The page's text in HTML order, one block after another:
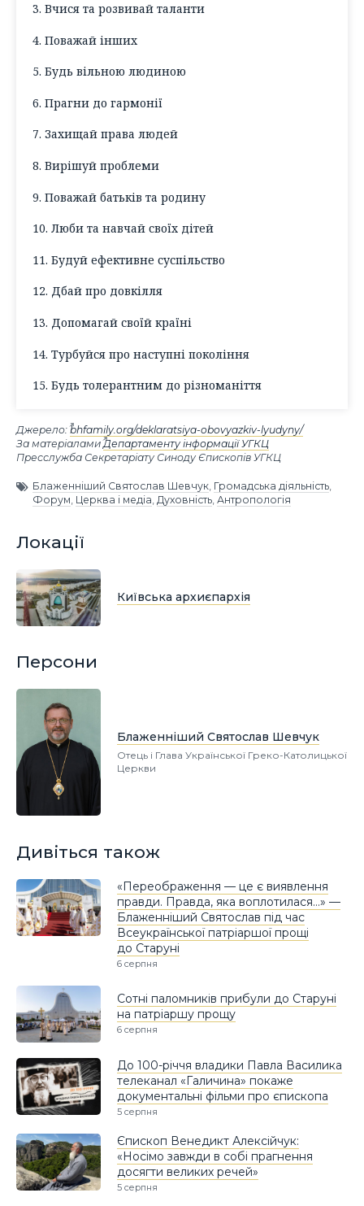
3. Вчися та розвивай таланти
4. Поважай інших
5. Будь вільною людиною
6. Прагни до гармонії
7. Захищай права людей
8. Вирішуй проблеми
9. Поважай батьків та родину
10. Люби та навчай своїх дітей
11. Будуй ефективне суспільство
12. Дбай про довкілля
13. Допомагай своїй країні
14. Турбуйся про наступні покоління
15. Будь толерантним до різноманіття
Джерело:bhfamily.org/deklaratsiya-obovyazkiv-lyudyny/
За матеріаламиДепартаменту інформації УГКЦ
Пресслужба Секретаріату Синоду Єпископів УГКЦ
Блаженніший Святослав Шевчук Громадська діяльність
Форум Церква і медіа Духовність Антропологія
Локації
Київська архиєпархія
Персони
Блаженніший Святослав Шевчук
Отець і Глава Української Греко-Католицької
Церкви
Дивіться також
«Переображення — це є виявлення
правди. Правда, яка воплотилася…» —
Блаженніший Святослав під час
Всеукраїнської патріаршої прощі
до Старуні
6 серпня
Сотні паломників прибули до Старуні
на патріаршу прощу
6 серпня
До 100-річчя владики Павла Василика
телеканал «Галичина» покаже
документальні фільми про єпископа
5 серпня
Єпископ Венедикт Алексійчук:
«Носімо завжди в собі прагнення
досягти великих речей»
5 серпня